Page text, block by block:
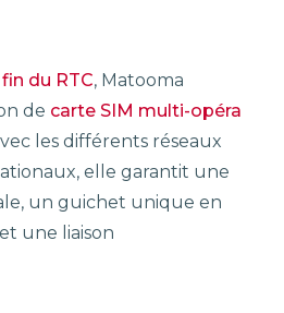
fin du RTC, Matooma
de carte SIM multi-opéra
les différents réseaux
elle garantit une
un guichet unique en
une liaison